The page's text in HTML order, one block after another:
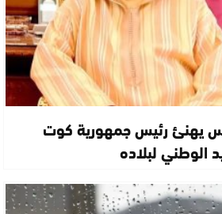
يهنئ رئيس جمهورية كوت
الوطني لبلاده